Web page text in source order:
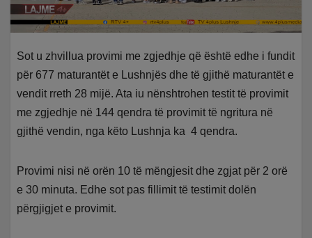
Sot u zhvillua provimi me zgjedhje që është edhe i fundit
për 677 maturantët e Lushnjës dhe të gjithë maturantët e
vendit rreth 28 mijë. Ata iu nënshtrohen testit të provimit
me zgjedhje në 144 qendra të provimit të ngritura në
gjithë vendin, nga këto Lushnja ka 4 qendra.
Provimi nisi në orën 10 të mëngjesit dhe zgjat për 2 orë
e 30 minuta. Edhe sot pas fillimit të testimit dolën
përgjigjet e provimit.